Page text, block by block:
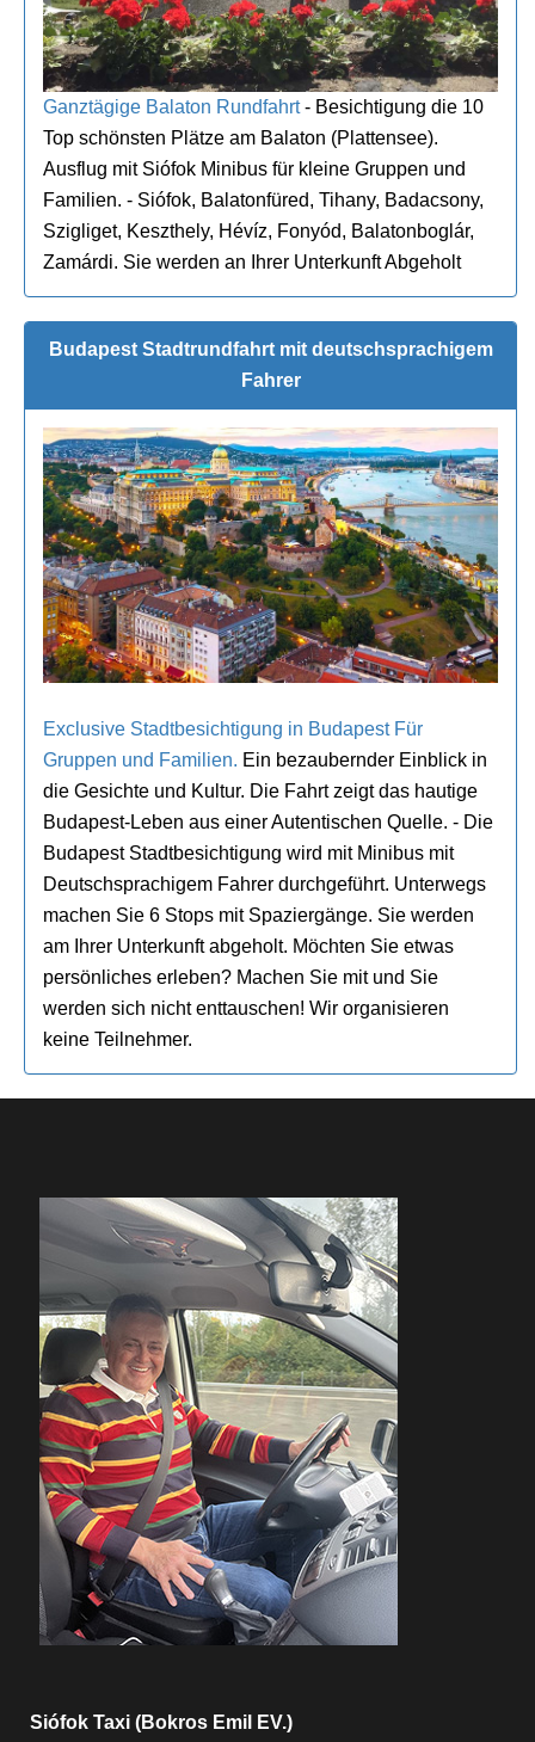
Ganztägige Balaton Rundfahrt- Besichtigung die 10
Top schönsten Plätze am Balaton (Plattensee).
Ausflug mit Siófok Minibus für kleine Gruppen und
Familien. - Siófok, Balatonfüred, Tihany, Badacsony,
Szigliget, Keszthely, Hévíz, Fonyód, Balatonboglár,
Zamárdi. Sie werden an Ihrer Unterkunft Abgeholt
Budapest Stadtrundfahrt mit deutschsprachigem
Fahrer
Exclusive Stadtbesichtigung in Budapest Für
Gruppen und Familien. Ein bezaubernder Einblick in
die Gesichte und Kultur. Die Fahrt zeigt das hautige
Budapest-Leben aus einer Autentischen Quelle. - Die
Budapest Stadtbesichtigung wird mit Minibus mit
Deutschsprachigem Fahrer durchgeführt. Unterwegs
machen Sie 6 Stops mit Spaziergänge. Sie werden
am Ihrer Unterkunft abgeholt. Möchten Sie etwas
persönliches erleben? Machen Sie mit und Sie
werden sich nicht enttauschen! Wir organisieren
keine Teilnehmer.
Siófok Taxi (Bokros Emil EV.)